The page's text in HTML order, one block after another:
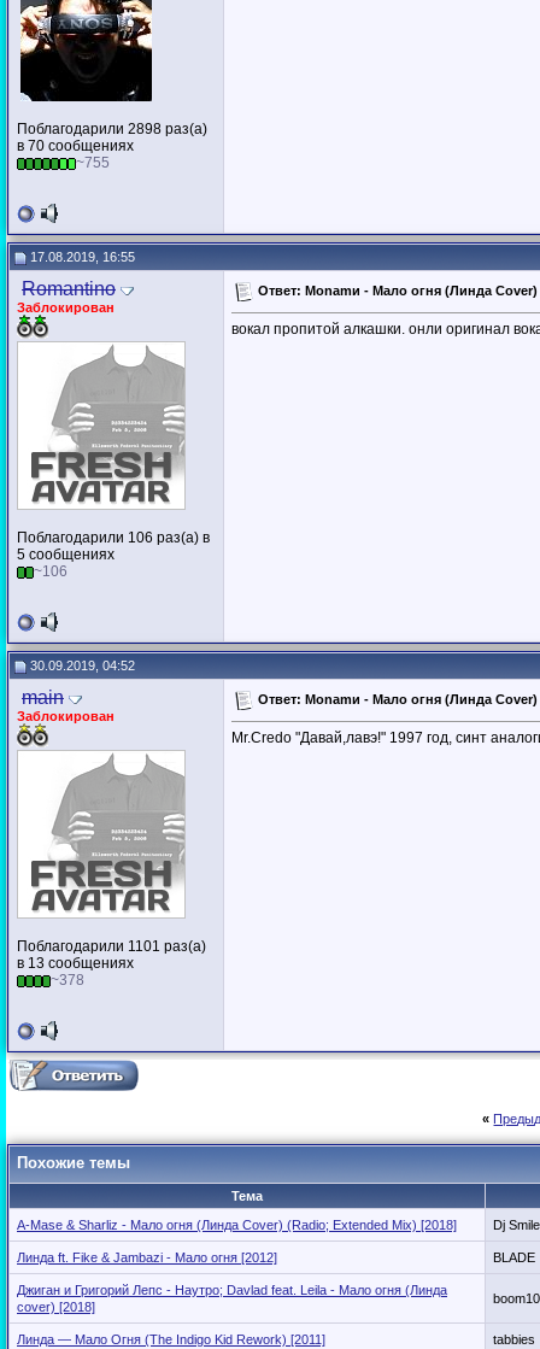
Поблагодарили 2898 раз(а)
в 70 сообщениях
~755
17.08.2019, 16:55
Romantino
Заблокирован
Поблагодарили 106 раз(а) в
5 сообщениях
~106
Ответ: Monamи - Мало огня (Линда
вокал пропитой алкашки. онли оригинал
30.09.2019, 04:52
main
Заблокирован
Поблагодарили 1101 раз(а)
в 13 сообщениях
~378
Ответ: Monamи - Мало огня (Линда
Mr.Credo "Давай,лавэ!" 1997 год, синт
«
Похожие темы
Тема
A-Mase & Sharliz - Мало огня (Линда Cover) (Radio; Extended Mix) [2018]
Dj Smile
Линда ft. Fike & Jambazi - Мало огня [2012] BLADE
Джиган и Григорий Лепс - Наутро; Davlad feat. Leila - Мало огня (Линда
cover) [2018]
Линда — Мало Огня (The Indigo Kid Rework) [2011] tabbies